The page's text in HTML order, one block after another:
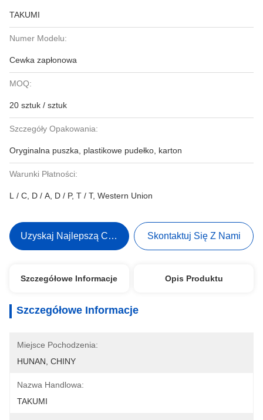
TAKUMI
Numer Modelu:
Cewka zapłonowa
MOQ:
20 sztuk / sztuk
Szczegóły Opakowania:
Oryginalna puszka, plastikowe pudełko, karton
Warunki Płatności:
L / C, D / A, D / P, T / T, Western Union
Uzyskaj Najlepszą Cenę Skontaktuj Się Z Nami
Szczegółowe Informacje Opis Produktu
Szczegółowe Informacje
Miejsce Pochodzenia:
HUNAN, CHINY
Nazwa Handlowa:
TAKUMI